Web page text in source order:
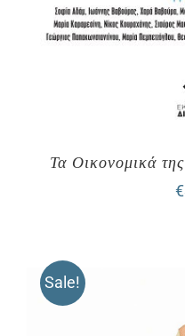
Τα Οικονομικά
€
Sale!